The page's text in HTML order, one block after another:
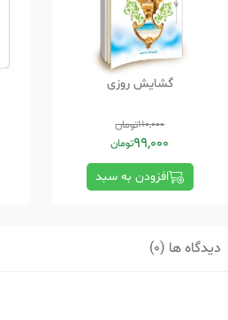
گشایش روزی
110,000تومان
99,000تومان
افزودن به سبد
دیدگاه ها (0)